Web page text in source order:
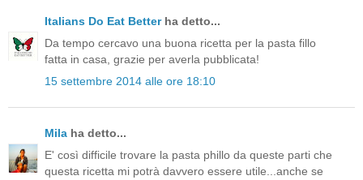
Italians Do Eat Betterha detto...
Da tempo cercavo una buona ricetta per la pasta fillo
fatta in casa, grazie per averla pubblicata!
15 settembre 2014 alle ore 18:10
Mila ha detto...
E' così difficile trovare la pasta phillo da queste parti che
questa ricetta mi potrà davvero essere utile...anche se